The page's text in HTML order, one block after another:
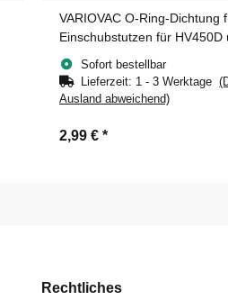
VARIOVAC O-Ring-Dichtung
Einschubstutzen für HV450D
HV495D
Sofort bestellbar
Lieferzeit: 1 - 3 Werktage
Ausland abweichend)
2,99 € *
Rechtliches